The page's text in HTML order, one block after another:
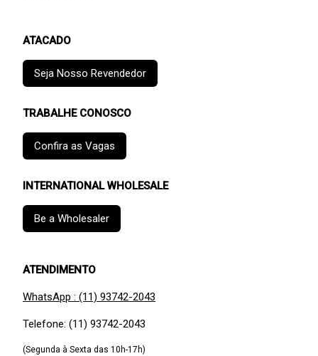
ATACADO
Seja Nosso Revendedor
TRABALHE CONOSCO
Confira as Vagas
INTERNATIONAL WHOLESALE
Be a Wholesaler
ATENDIMENTO
WhatsApp : (11) 93742-2043
Telefone: (11) 93742-2043
(Segunda à Sexta das 10h-17h)